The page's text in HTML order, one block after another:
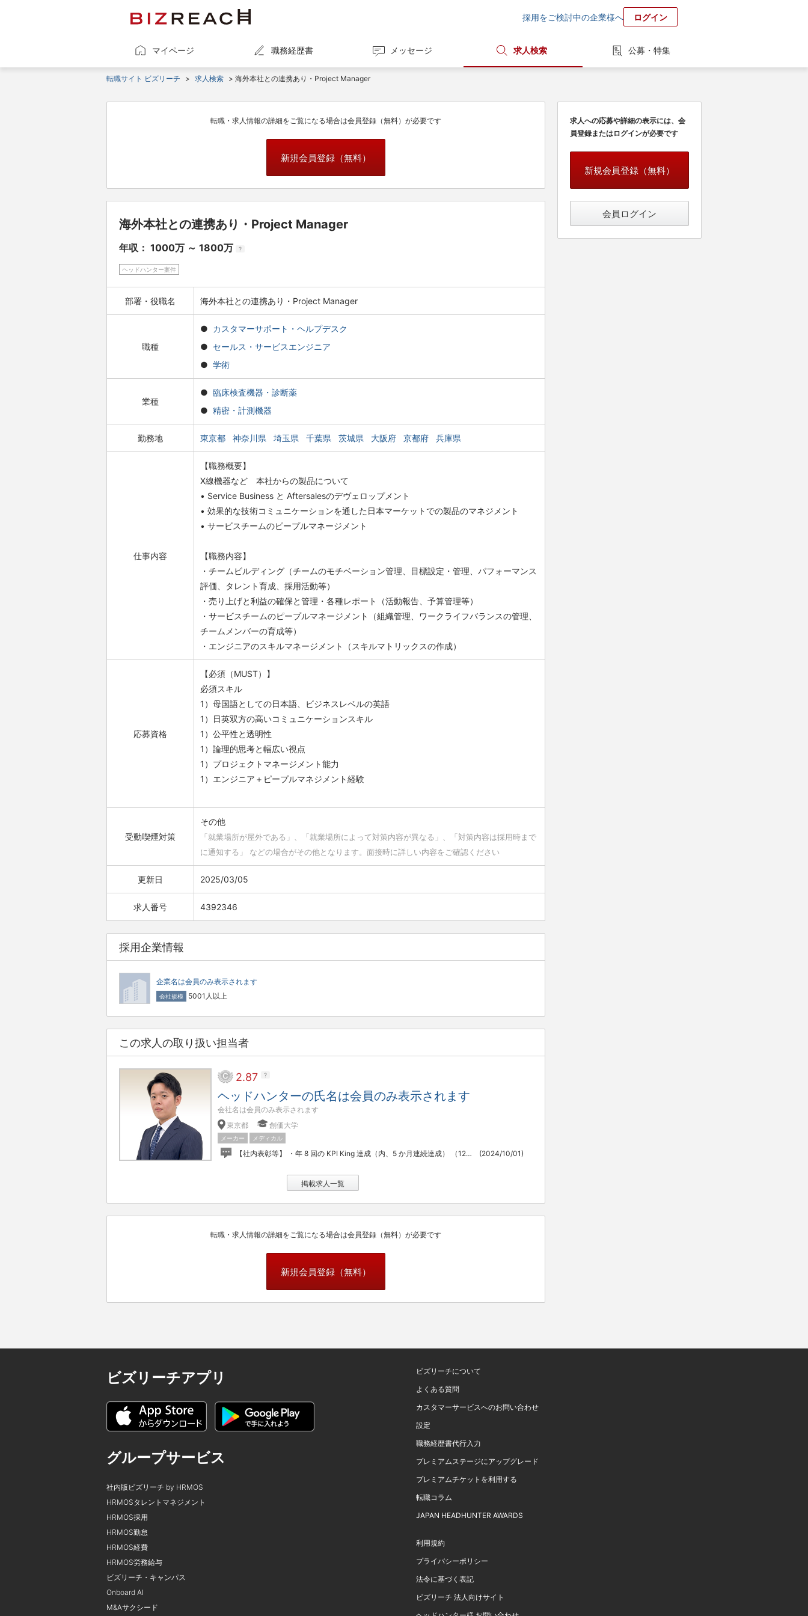
採用をご検討中の企業様へ ログイン
マイページ 職務経歴書 メッセージ 求人検索 公募・特集
転職サイト ビズリーチ > 求人検索 > 海外本社との連携あり・Project Manager
転職・求人情報の詳細をご覧になる場合は会員登録（無料）が必要です
新規会員登録（無料）
海外本社との連携あり・Project Manager
年収： 1000万 ～ 1800万 ?
ヘッドハンター案件
部署・役職名 海外本社との連携あり・Project Manager
職種
カスタマーサポート・ヘルプデスク
セールス・サービスエンジニア
学術
業種
臨床検査機器・診断薬
精密・計測機器
勤務地 東京都 神奈川県 埼玉県 千葉県 茨城県 大阪府 京都府 兵庫県
仕事内容
【職務概要】
X線機器など 本社からの製品について
• Service Business と Aftersalesのデヴェロップメント
• 効果的な技術コミュニケーションを通した日本マーケットでの製品のマネジメント
• サービスチームのピープルマネージメント
【職務内容】
・チームビルディング（チームのモチベーション管理、目標設定・管理、パフォーマンス
評価、タレント育成、採用活動等）
・売り上げと利益の確保と管理・各種レポート（活動報告、予算管理等）
・サービスチームのピープルマネージメント（組織管理、ワークライフバランスの管理、
チームメンバーの育成等）
・エンジニアのスキルマネージメント（スキルマトリックスの作成）
応募資格
【必須（MUST）】
必須スキル
1）母国語としての日本語、ビジネスレベルの英語
1）日英双方の高いコミュニケーションスキル
1）公平性と透明性
1）論理的思考と幅広い視点
1）プロジェクトマネージメント能力
1）エンジニア＋ピープルマネジメント経験
受動喫煙対策
その他
「就業場所が屋外である」、「就業場所によって対策内容が異なる」、「対策内容は採用時まで
に通知する」 などの場合がその他となります。面接時に詳しい内容をご確認ください
更新日 2025/03/05
求人番号 4392346
採用企業情報
企業名は会員のみ表示されます
会社規模 5001人以上
この求人の取り扱い担当者
2.87 ?
ヘッドハンターの氏名は会員のみ表示されます
会社名は会員のみ表示されます
東京都
創価大学
メーカー メディカル
【社内表彰等】 ・年 8 回の KPI King 達成（内、5 か月連続達成） （120 名のコンサルタント中 1 名のみ達成 2023 年） ・日本法人社長との褒賞ランチ ・2024 年 経営陣と成績上位 のコンサルタントで行く 某アジアへの 褒賞旅行 (2024/10/01)
掲載求人一覧
転職・求人情報の詳細をご覧になる場合は会員登録（無料）が必要です
新規会員登録（無料）
求人への応募や詳細の表示には、会
員登録またはログインが必要です
新規会員登録（無料）
会員ログイン
ビズリーチアプリ
グループサービス
社内版ビズリーチ by HRMOS
HRMOSタレントマネジメント
HRMOS採用
HRMOS勤怠
HRMOS経費
HRMOS労務給与
ビズリーチ・キャンパス
Onboard AI
M&Aサクシード
ビズリーチについて
よくある質問
カスタマーサービスへのお問い合わせ
設定
職務経歴書代行入力
プレミアムステージにアップグレード
プレミアムチケットを利用する
転職コラム
JAPAN HEADHUNTER AWARDS
利用規約
プライバシーポリシー
法令に基づく表記
ビズリーチ 法人向けサイト